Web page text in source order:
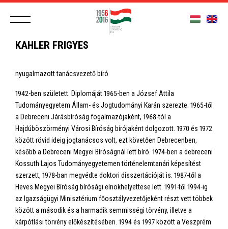
KAHLER FRIGYES
nyugalmazott tanácsvezető bíró
1942-ben született. Diplomáját 1965-ben a József Attila
Tudományegyetem Állam- és Jogtudományi Karán szerezte. 1965-től
a Debreceni Járásbíróság fogalmazójaként, 1968-tól a
Hajdúböszörményi Városi Bíróság bírójaként dolgozott. 1970 és 1972
között rövid ideig jogtanácsos volt, ezt követően Debrecenben,
később a Debreceni Megyei Bíróságnál lett bíró. 1974-ben a debreceni
Kossuth Lajos Tudományegyetemen történelemtanári képesítést
szerzett, 1978-ban megvédte doktori disszertációját is. 1987-től a
Heves Megyei Bíróság bírósági elnökhelyettese lett. 1991-től 1994-ig
az Igazságügyi Minisztérium főosztályvezetőjeként részt vett többek
között a második és a harmadik semmisségi törvény, illetve a
kárpótlási törvény előkészítésében. 1994 és 1997 között a Veszprém